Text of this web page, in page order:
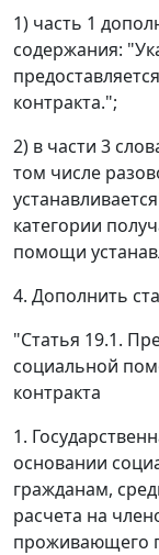
1) часть 1
содержания:
контракта.";
2) в части 3
том числе
категории
помощи
4. Дополнить
"Статья 19.1.
социальной
контракта
1.
основании
гражданам,
расчета на
проживающего